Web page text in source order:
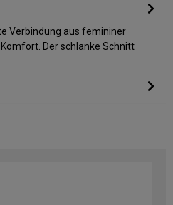
Verbindung aus femininer
Der schlanke Schnitt